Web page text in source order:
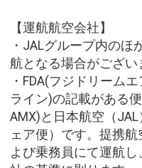
【運航航空会社】
・JALグループ内のほ
航となる場合がござい
・FDA(フジドリーム
ライン)の記載がある
AMX)と日本航空（
ェア便）です。提携
よび乗務員にて運航